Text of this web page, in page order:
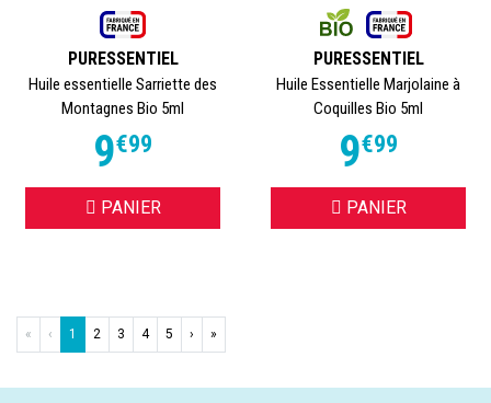
PURESSENTIEL
Huile essentielle Sarriette des
Montagnes Bio 5ml
9€99
PANIER
PURESSENTIEL
Huile Essentielle Marjolaine à
Coquilles Bio 5ml
9€99
PANIER
« ‹ 1 2 3 4 5 › »